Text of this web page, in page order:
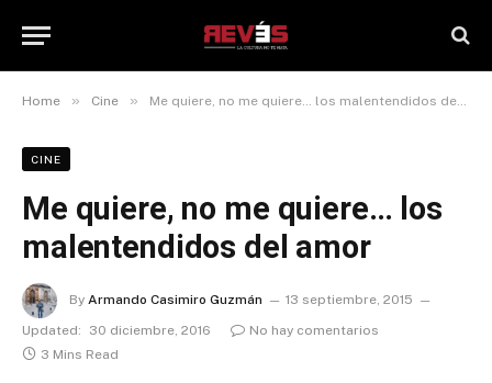
Home » Cine » Me quiere, no me quiere… los malentendidos del amor
CINE
Me quiere, no me quiere… los
malentendidos del amor
By Armando Casimiro Guzmán
13 septiembre, 2015
Updated:
30 diciembre, 2016
No hay comentarios
3 Mins Read